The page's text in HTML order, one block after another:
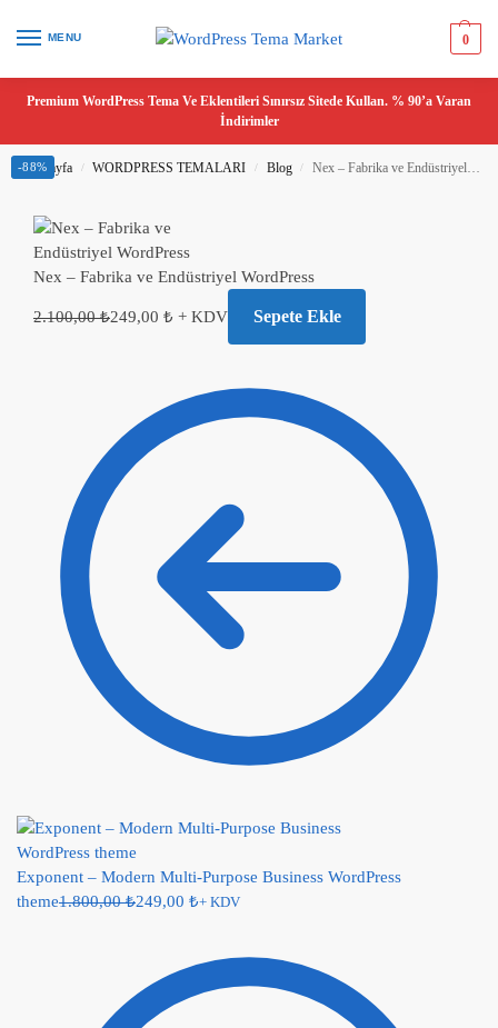
MENU 0
Premium WordPress Tema Ve Eklentileri Sınırsız Sitede Kullan. % 90’a Varan
İndirimler
Ana Sayfa / WORDPRESS TEMALARI / Blog / Nex – Fabrika ve Endüstriyel WordPress
Nex – Fabrika ve Endüstriyel WordPress
2.100,00₺249,00 ₺ + KDV Sepete Ekle
Exponent – Modern Multi-Purpose Business WordPress
theme1.800,00₺249,00 ₺+ KDV
-88%